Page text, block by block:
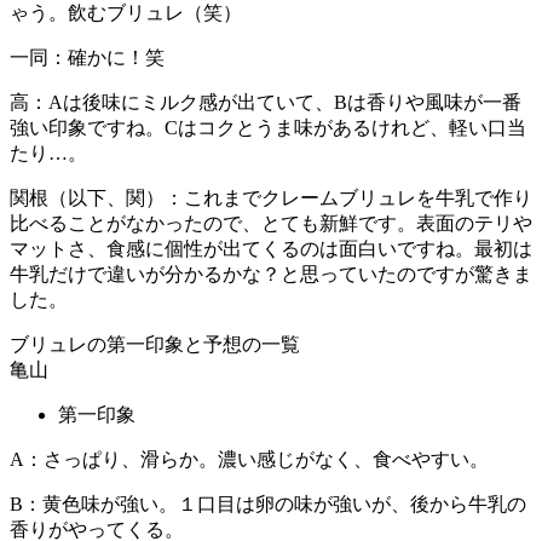
ゃう。飲むブリュレ（笑）
一同：確かに！笑
高：Aは後味にミルク感が出ていて、Bは香りや風味が一番
強い印象ですね。Cはコクとうま味があるけれど、軽い口当
たり…。
関根（以下、関）：これまでクレームブリュレを牛乳で作り
比べることがなかったので、とても新鮮です。表面のテリや
マットさ、食感に個性が出てくるのは面白いですね。最初は
牛乳だけで違いが分かるかな？と思っていたのですが驚きま
した。
ブリュレの第一印象と予想の一覧
亀山
第一印象
A：さっぱり、滑らか。濃い感じがなく、食べやすい。
B：黄色味が強い。１口目は卵の味が強いが、後から牛乳の
香りがやってくる。